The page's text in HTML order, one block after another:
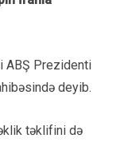
ABŞ Prezidenti
deyib.
təklifini də